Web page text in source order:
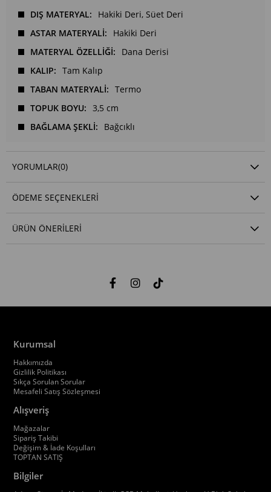
DIŞ MATERYAL Hakiki Deri Süet Deri
ASTAR MATERYALİ
Hakiki Deri
MATERYAL ÖZELLİĞİ
Dana Derisi
KALIP
Tam Kalıp
TABAN MATERYALİ
Termo
TOPUK BOYU
3,5 cm
BAĞLAMA ŞEKLİ
Bağcıklı
YORUMLAR(0)
ÖDEME SEÇENEKLERI
ÜRÜN ÖNERILERI
Kurumsal
Hakkımızda
Gizlilik Politikası
Sıkça Sorulan Sorular
Mesafeli Satış Sözleşmesi
Alışveriş
Mağazalar
Sipariş Takibi
Değişim & İade Koşulları
TOPTAN SATIŞ
Bilgiler